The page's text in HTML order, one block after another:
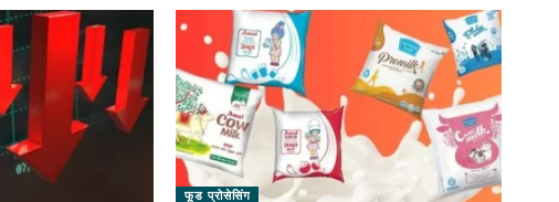
फूड प्रोसेसिंग